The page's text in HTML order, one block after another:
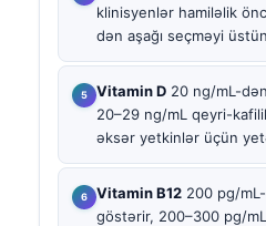
klinisyenlər hamiləlik
dən aşağı seçməyi
Vitamin D 20 ng/mL-dən
20–29 ng/mL qeyri-
əksər yetkinlər üçün
Vitamin B12 200 pg/mL-
göstərir, 200–300 pg/